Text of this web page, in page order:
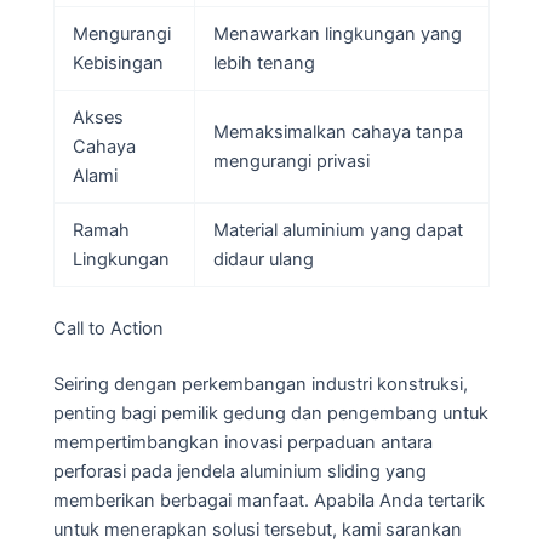
Mengurangi
Kebisingan
Menawarkan lingkungan yang
lebih tenang
Akses
Cahaya
Alami
Memaksimalkan cahaya tanpa
mengurangi privasi
Ramah
Lingkungan
Material aluminium yang dapat
didaur ulang
Call to Action
Seiring dengan perkembangan industri konstruksi,
penting bagi pemilik gedung dan pengembang untuk
mempertimbangkan inovasi perpaduan antara
perforasi pada jendela aluminium sliding yang
memberikan berbagai manfaat. Apabila Anda tertarik
untuk menerapkan solusi tersebut, kami sarankan